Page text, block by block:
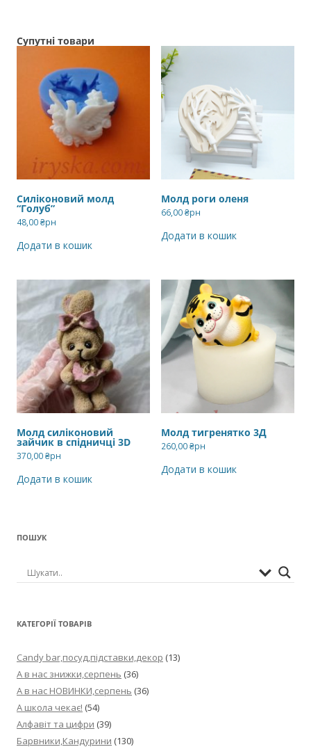
Супутні товари
Силіконовий молд
“Голуб”
48,00₴рн
Додати в кошик
Молд роги оленя
66,00₴рн
Додати в кошик
Молд силіконовий
зайчик в спідничці 3D
370,00₴рн
Додати в кошик
Молд тигренятко 3Д
260,00₴рн
Додати в кошик
ПОШУК
КАТЕГОРІЇ ТОВАРІВ
Candy bar,посуд,підставки,декор (13)
А в нас знижки,серпень (36)
А в нас НОВИНКИ,серпень (36)
А школа чекає! (54)
Алфавіт та цифри (39)
Барвники,Кандурини (130)